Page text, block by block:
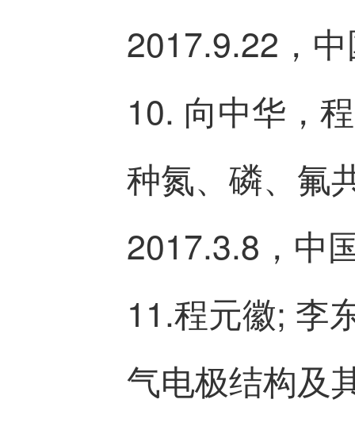
2017.9.22，
10. 向中华，
种氮、磷、氟
2017.3.8，中
11.程元徽; 李
气电极结构及